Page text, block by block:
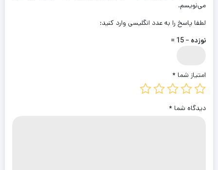
می‌نویسم.
لطفا پاسخ را به عدد انگلیسی وارد کنید:
نوزده − 15 =
امتیاز شما *
دیدگاه شما *